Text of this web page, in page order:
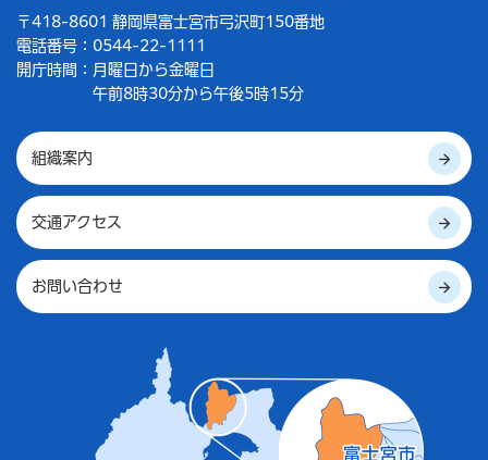
〒418-8601 静岡県富士宮市弓沢町150番地
電話番号：0544-22-1111
開庁時間： 月曜日から金曜日
午前8時30分から午後5時15分
組織案内
交通アクセス
お問い合わせ